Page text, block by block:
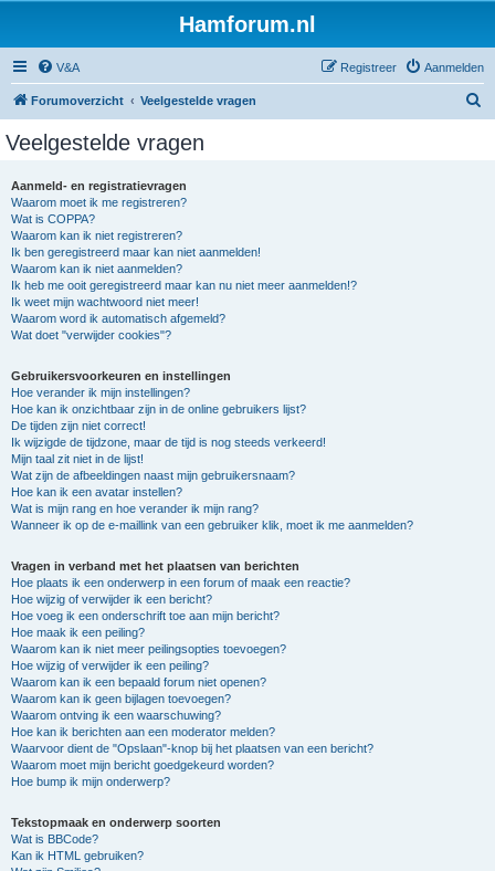
Hamforum.nl
V&A Aanmelden
Registreer
Forumoverzicht Veelgestelde vragen
Veelgestelde vragen
Aanmeld- en registratievragen
Waarom moet ik me registreren?
Wat is COPPA?
Waarom kan ik niet registreren?
Ik ben geregistreerd maar kan niet aanmelden!
Waarom kan ik niet aanmelden?
Ik heb me ooit geregistreerd maar kan nu niet meer aanmelden!?
Ik weet mijn wachtwoord niet meer!
Waarom word ik automatisch afgemeld?
Wat doet "verwijder cookies"?
Gebruikersvoorkeuren en instellingen
Hoe verander ik mijn instellingen?
Hoe kan ik onzichtbaar zijn in de online gebruikers lijst?
De tijden zijn niet correct!
Ik wijzigde de tijdzone, maar de tijd is nog steeds verkeerd!
Mijn taal zit niet in de lijst!
Wat zijn de afbeeldingen naast mijn gebruikersnaam?
Hoe kan ik een avatar instellen?
Wat is mijn rang en hoe verander ik mijn rang?
Wanneer ik op de e-maillink van een gebruiker klik, moet ik me aanmelden?
Vragen in verband met het plaatsen van berichten
Hoe plaats ik een onderwerp in een forum of maak een reactie?
Hoe wijzig of verwijder ik een bericht?
Hoe voeg ik een onderschrift toe aan mijn bericht?
Hoe maak ik een peiling?
Waarom kan ik niet meer peilingsopties toevoegen?
Hoe wijzig of verwijder ik een peiling?
Waarom kan ik een bepaald forum niet openen?
Waarom kan ik geen bijlagen toevoegen?
Waarom ontving ik een waarschuwing?
Hoe kan ik berichten aan een moderator melden?
Waarvoor dient de "Opslaan"-knop bij het plaatsen van een bericht?
Waarom moet mijn bericht goedgekeurd worden?
Hoe bump ik mijn onderwerp?
Tekstopmaak en onderwerp soorten
Wat is BBCode?
Kan ik HTML gebruiken?